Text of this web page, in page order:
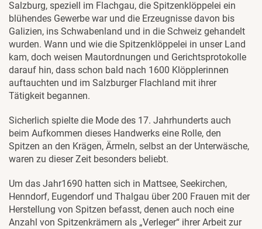
Salzburg, speziell im Flachgau, die Spitzenklöppelei ein
blühendes Gewerbe war und die Erzeugnisse davon bis
Galizien, ins Schwabenland und in die Schweiz gehandelt
wurden. Wann und wie die Spitzenklöppelei in unser Land
kam, doch weisen Mautordnungen und Gerichtsprotokolle
darauf hin, dass schon bald nach 1600 Klöpplerinnen
auftauchten und im Salzburger Flachland mit ihrer
Tätigkeit begannen.
Sicherlich spielte die Mode des 17. Jahrhunderts auch
beim Aufkommen dieses Handwerks eine Rolle, den
Spitzen an den Krägen, Ärmeln, selbst an der Unterwäsche,
waren zu dieser Zeit besonders beliebt.
Um das Jahr1690 hatten sich in Mattsee, Seekirchen,
Henndorf, Eugendorf und Thalgau über 200 Frauen mit der
Herstellung von Spitzen befasst, denen auch noch eine
Anzahl von Spitzenkrämern als „Verleger“ ihrer Arbeit zur